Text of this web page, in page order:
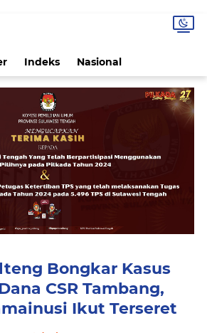
Indeks Nasional
Bongkar Kasus
CSR Tambang,
Ikut Terseret